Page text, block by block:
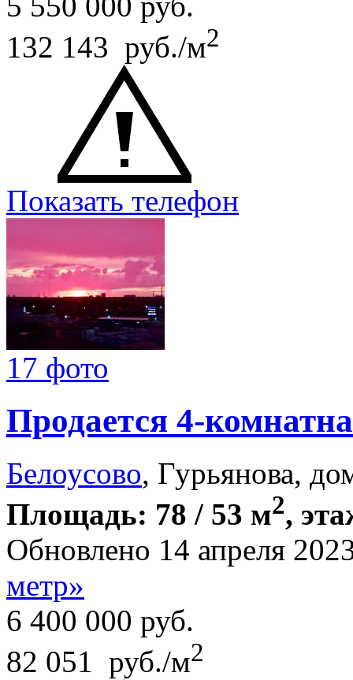
132 143 руб./м2
Показать телефон
17 фото
Продается 4-
Белоусово, Гурьянова,
Площадь: 78 / 53 м2,
Обновлено 14 апреля
метр»
6 400 000 руб.
82 051 руб./м2